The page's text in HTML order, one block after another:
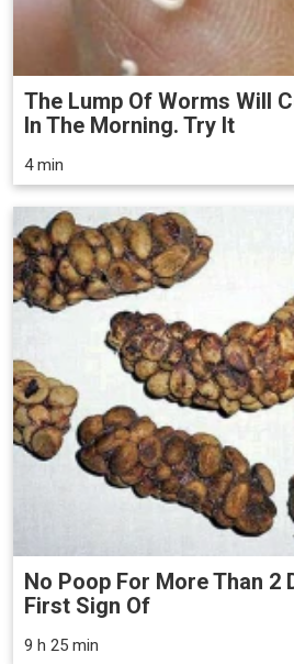
The Lump Of Worms Will
In The Morning. Try It
4 min
No Poop For More Than 2
First Sign Of
9 h 25 min